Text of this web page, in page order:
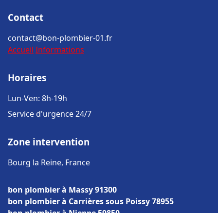
Contact
contact@bon-plombier-01.fr
Accueil Informations
Horaires
Lun-Ven: 8h-19h
Service d'urgence 24/7
Zone intervention
Bourg la Reine, France
bon plombier à Massy 91300
bon plombier à Carrières sous Poissy 78955